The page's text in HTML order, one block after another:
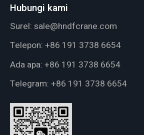
Hubungi kami
Surel: sale@hndfcrane.com
Telepon: +86 191 3738 6654
Ada apa: +86 191 3738 6654
Telegram: +86 191 3738 6654